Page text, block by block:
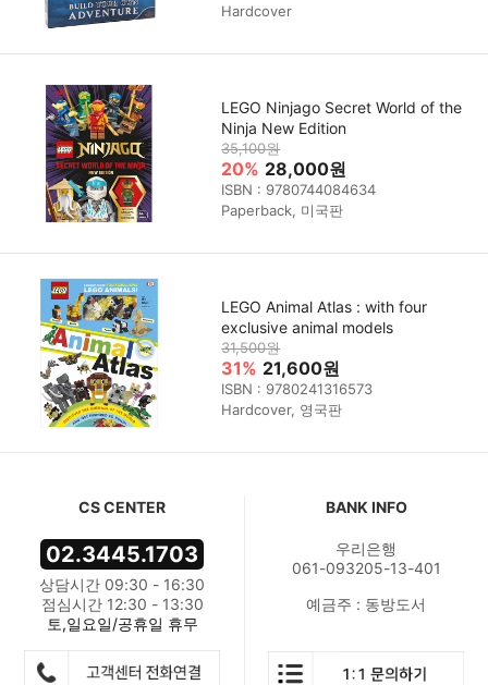
Hardcover
LEGO Ninjago Secret World of the
Ninja New Edition
35,100원
20% 28,000원
ISBN : 9780744084634
Paperback, 미국판
LEGO Animal Atlas : with four
exclusive animal models
31,500원
31% 21,600원
ISBN : 9780241316573
Hardcover, 영국판
CS CENTER
02.3445.1703
상담시간 09:30 - 16:30
점심시간 12:30 - 13:30
토,일요일/공휴일 휴무
BANK INFO
우리은행
061-093205-13-401
예금주 : 동방도서